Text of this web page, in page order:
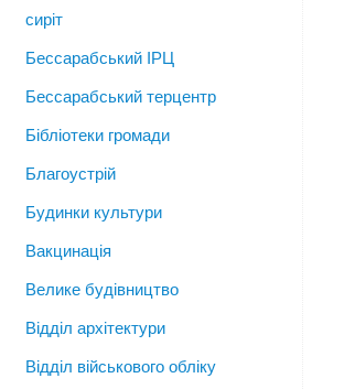
сиріт
Бессарабський ІРЦ
Бессарабський терцентр
Бібліотеки громади
Благоустрій
Будинки культури
Вакцинація
Велике будівництво
Відділ архітектури
Відділ військового обліку